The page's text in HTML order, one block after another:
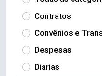
Contratos
Convênios e
Despesas
Diárias